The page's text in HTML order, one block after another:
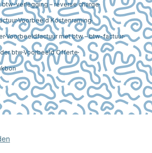
verlegging – reverse charge
Voorbeeld Kostenraming
Voorbeeldfactuur met btw – btw-factuur
btwVoorbeeld Offerte